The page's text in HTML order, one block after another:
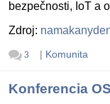
bezpečnosti, IoT a
Zdroj:
3 | Komunita
Konferencia